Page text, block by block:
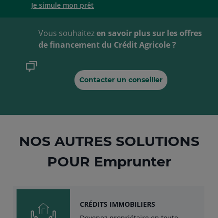
Je simule mon prêt
Vous souhaitezen savoir plus sur les offres
de financement du Crédit Agricole ?
Contacter un conseiller
NOS AUTRES SOLUTIONS
POUR Emprunter
CRÉDITS IMMOBILIERS